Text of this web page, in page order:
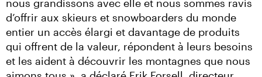
nous grandissons avec elle et nous sommes ravis
d’offrir aux skieurs et snowboarders du monde
entier un accès élargi et davantage de produits
qui offrent de la valeur, répondent à leurs besoins
et les aident à découvrir les montagnes que nous